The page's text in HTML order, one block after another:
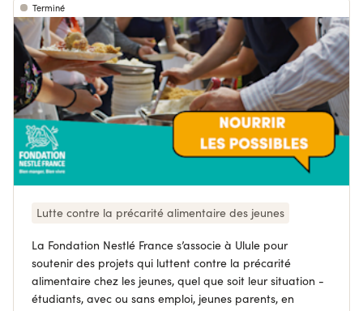
Terminé
Lutte contre la précarité alimentaire des jeunes
La Fondation Nestlé France s’associe à Ulule pour
soutenir des projets qui luttent contre la précarité
alimentaire chez les jeunes, quel que soit leur situation -
étudiants, avec ou sans emploi, jeunes parents, en